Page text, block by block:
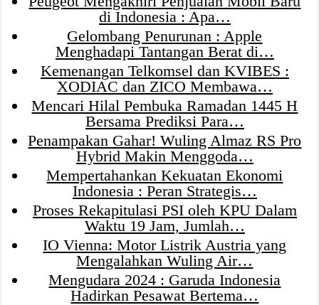
di Indonesia : Apa…
Gelombang Penurunan : Apple
Menghadapi Tantangan Berat di…
Kemenangan Telkomsel dan KVIBES :
XODIAC dan ZICO Membawa…
Mencari Hilal Pembuka Ramadan 1445 H
Bersama Prediksi Para…
Penampakan Gahar! Wuling Almaz RS Pro
Hybrid Makin Menggoda…
Mempertahankan Kekuatan Ekonomi
Indonesia : Peran Strategis…
Proses Rekapitulasi PSI oleh KPU Dalam
Waktu 19 Jam, Jumlah…
IO Vienna: Motor Listrik Austria yang
Mengalahkan Wuling Air…
Mengudara 2024 : Garuda Indonesia
Hadirkan Pesawat Bertema…